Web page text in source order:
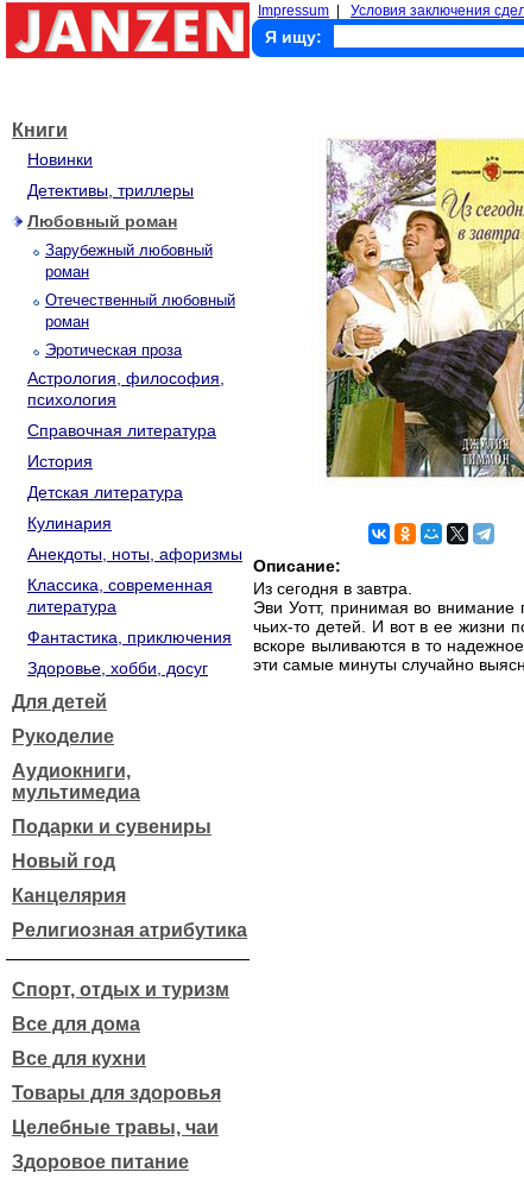
Impressum Условия заключения
Я ищу:
Книги
Новинки
Детективы, триллеры
Любовный роман
Зарубежный любовный
роман
Отечественный любовный
роман
Эротическая проза
Астрология, философия,
психология
Справочная литература
История
Детская литература
Кулинария
Анекдоты, ноты, афоризмы
Классика, современная
литература
Фантастика, приключения
Здоровье, хобби, досуг
Для детей
Рукоделие
Аудиокниги,
мультимедиа
Подарки и сувениры
Новый год
Канцелярия
Религиозная атрибутика
Спорт, отдых и туризм
Все для дома
Все для кухни
Товары для здоровья
Целебные травы, чаи
Здоровое питание
Описание:
Из сегодня в завтра.
Эви Уотт, принимая во внимание
чьих-то детей. И вот в ее
вскоре выливаются в то
эти самые минуты случайно